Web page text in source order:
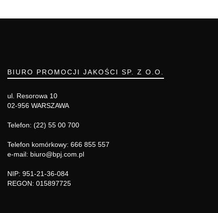
BIURO PROMOCJI JAKOŚCI SP. Z O.O.
ul. Resorowa 10
02-956 WARSZAWA
Telefon: (22) 55 00 700
Telefon komórkowy: 666 855 557
e-mail: biuro@bpj.com.pl
NIP: 951-21-36-084
REGON: 015897725